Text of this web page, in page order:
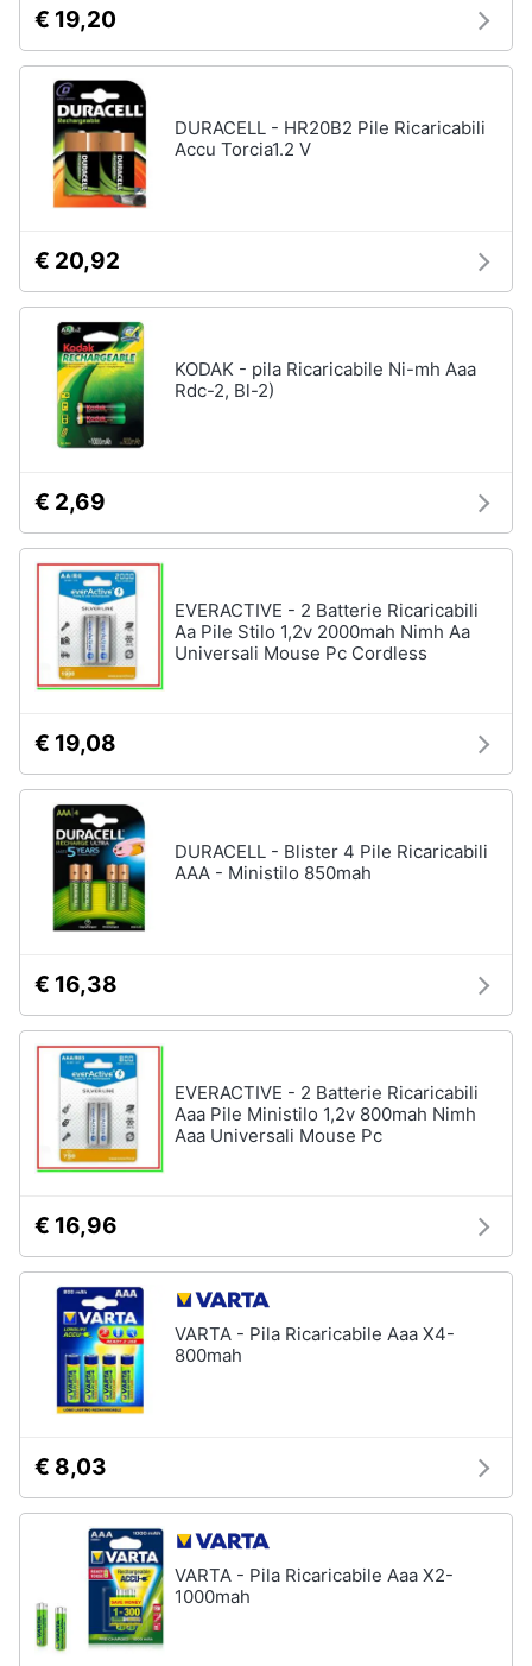
€ 19,20
DURACELL - HR20B2 Pile Ricaricabili
Accu Torcia1.2 V
€ 20,92
KODAK - pila Ricaricabile Ni-mh Aaa
Rdc-2, Bl-2)
€ 2,69
EVERACTIVE - 2 Batterie Ricaricabili
Aa Pile Stilo 1,2v 2000mah Nimh Aa
Universali Mouse Pc Cordless
€ 19,08
DURACELL - Blister 4 Pile Ricaricabili
AAA - Ministilo 850mah
€ 16,38
EVERACTIVE - 2 Batterie Ricaricabili
Aaa Pile Ministilo 1,2v 800mah Nimh
Aaa Universali Mouse Pc
€ 16,96
VARTA - Pila Ricaricabile Aaa X4-
800mah
€ 8,03
VARTA - Pila Ricaricabile Aaa X2-
1000mah